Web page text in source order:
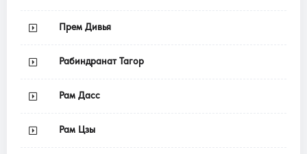
Прем Дивья
Рабиндранат Тагор
Рам Дасс
Рам Цзы